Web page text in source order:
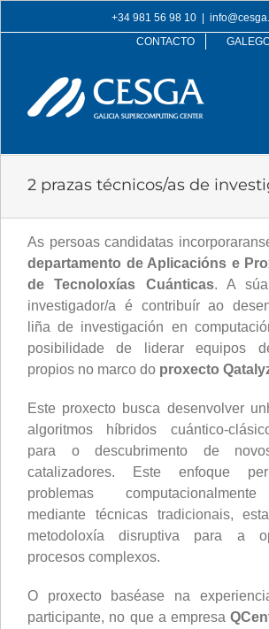
to
+34 981 56 98 10
CONTACTO
2 prazas técnicos/as de
As persoas candidatas
departamento de Aplicacións e
de Tecnoloxías Cuánticas. A súa
investigador/a é contribuír ao
liña de investigación en
posibilidade de liderar equipos
propios no marco do proxecto
Este proxecto busca desenvolver
algoritmos híbridos cuántico-
para o descubrimento de
catalizadores. Este enfoque
problemas
mediante técnicas tradicionais,
metodoloxía disruptiva para a
procesos complexos.
O proxecto baséase na
participante, no que a empresa